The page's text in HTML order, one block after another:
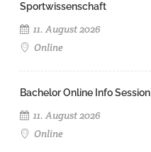
Sportwissenschaft
11. August 2026
Online
Bachelor Online Info Session
11. August 2026
Online